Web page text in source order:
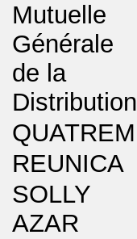
Mutuelle
Générale
de la
Distribution
QUATREM
REUNICA
SOLLY
AZAR